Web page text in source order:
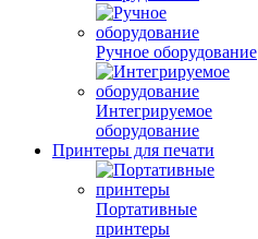
Ручное оборудование
Интегрируемое
оборудование
Принтеры для печати
Портативные
принтеры